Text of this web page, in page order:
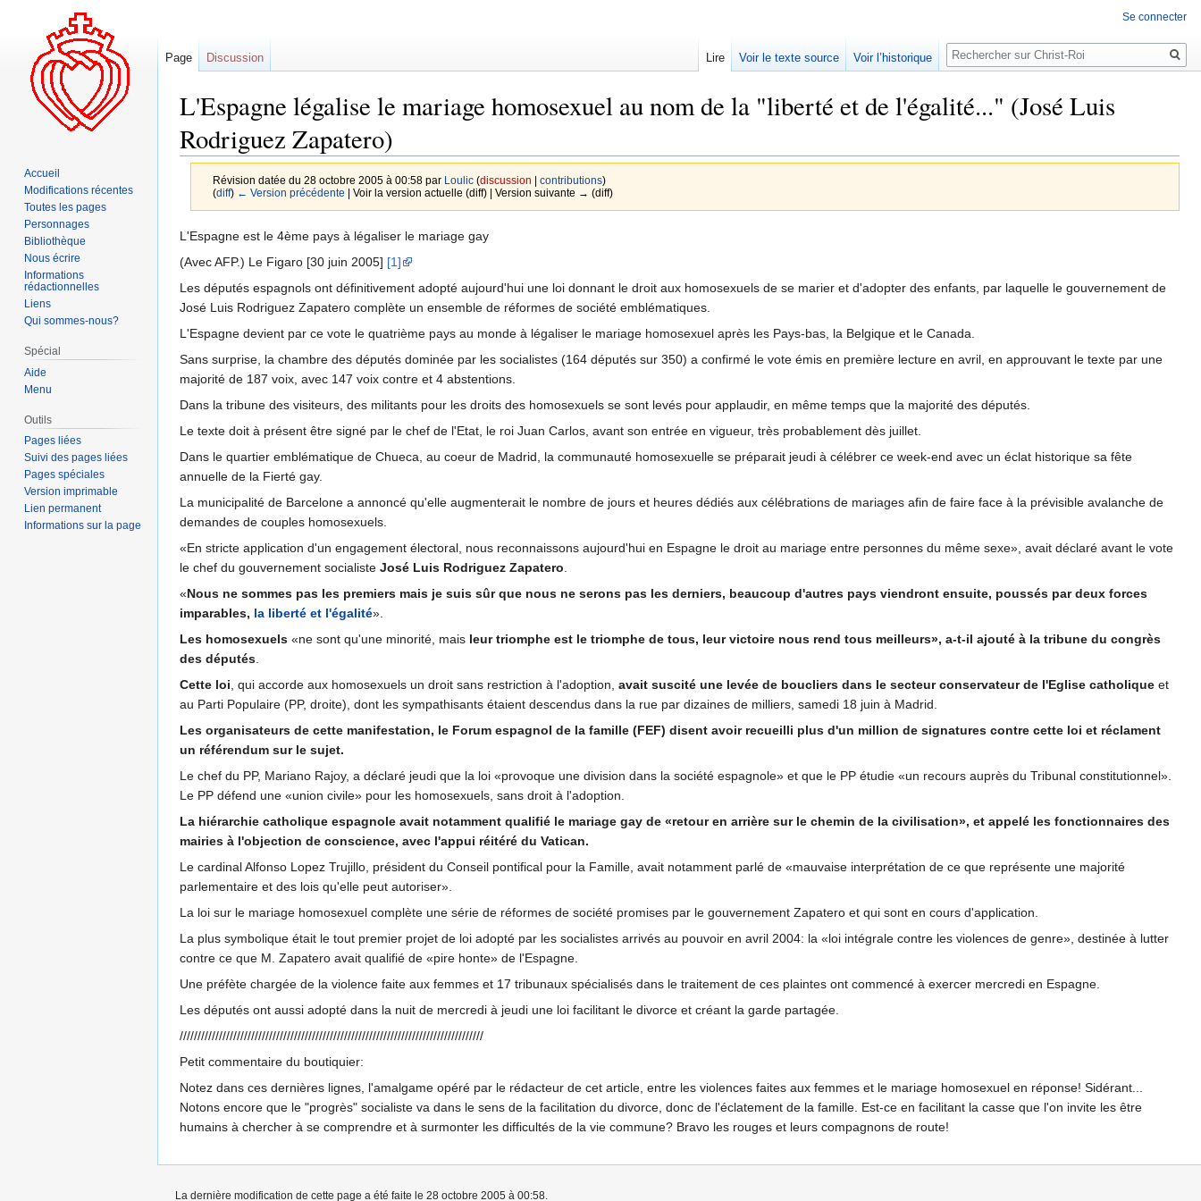
L'Espagne légalise le mariage homosexuel au nom de la "liberté et de l'égalité..." (José Luis
Rodriguez Zapatero)
Révision datée du 28 octobre 2005 à 00:58 par Loulic (discussion contributions)
(diff) ← Version précédente | Voir la version actuelle (diff) | Version suivante → (diff)
Aller
à
navigation
Aller
à
recherche
L'Espagne est le 4ème pays à légaliser le mariage gay
(Avec AFP.) Le Figaro [30 juin 2005] [1]
Les députés espagnols ont définitivement adopté aujourd'hui une loi donnant le droit aux homosexuels de se marier et d'adopter des enfants, par laquelle le gouvernement de
José Luis Rodriguez Zapatero complète un ensemble de réformes de société emblématiques.
L'Espagne devient par ce vote le quatrième pays au monde à légaliser le mariage homosexuel après les Pays-bas, la Belgique et le Canada.
Sans surprise, la chambre des députés dominée par les socialistes (164 députés sur 350) a confirmé le vote émis en première lecture en avril, en approuvant le texte par une
majorité de 187 voix, avec 147 voix contre et 4 abstentions.
Dans la tribune des visiteurs, des militants pour les droits des homosexuels se sont levés pour applaudir, en même temps que la majorité des députés.
Le texte doit à présent être signé par le chef de l'Etat, le roi Juan Carlos, avant son entrée en vigueur, très probablement dès juillet.
Dans le quartier emblématique de Chueca, au coeur de Madrid, la communauté homosexuelle se préparait jeudi à célébrer ce week-end avec un éclat historique sa fête
annuelle de la Fierté gay.
La municipalité de Barcelone a annoncé qu'elle augmenterait le nombre de jours et heures dédiés aux célébrations de mariages afin de faire face à la prévisible avalanche de
demandes de couples homosexuels.
«En stricte application d'un engagement électoral, nous reconnaissons aujourd'hui en Espagne le droit au mariage entre personnes du même sexe», avait déclaré avant le vote
le chef du gouvernement socialiste José Luis Rodriguez Zapatero
«Nous ne sommes pas les premiers mais je suis sûr que nous ne serons pas les derniers, beaucoup d'autres pays viendront ensuite, poussés par deux forces
imparables, la liberté et l'égalité».
Les homosexuels «ne sont qu'une minorité, mais leur triomphe est le triomphe de tous, leur victoire nous rend tous meilleurs», a-t-il ajouté à la tribune du congrès
des députés
Cette loi , qui accorde aux homosexuels un droit sans restriction à l'adoption, avait suscité une levée de boucliers dans le secteur conservateur de l'Eglise catholique et
au Parti Populaire (PP, droite), dont les sympathisants étaient descendus dans la rue par dizaines de milliers, samedi 18 juin à Madrid.
Les organisateurs de cette manifestation, le Forum espagnol de la famille (FEF) disent avoir recueilli plus d'un million de signatures contre cette loi et réclament
un référendum sur le sujet.
Le chef du PP, Mariano Rajoy, a déclaré jeudi que la loi «provoque une division dans la société espagnole» et que le PP étudie «un recours auprès du Tribunal constitutionnel».
Le PP défend une «union civile» pour les homosexuels, sans droit à l'adoption.
La hiérarchie catholique espagnole avait notamment qualifié le mariage gay de «retour en arrière sur le chemin de la civilisation», et appelé les fonctionnaires des
mairies à l'objection de conscience, avec l'appui réitéré du Vatican.
Le cardinal Alfonso Lopez Trujillo, président du Conseil pontifical pour la Famille, avait notamment parlé de «mauvaise interprétation de ce que représente une majorité
parlementaire et des lois qu'elle peut autoriser».
La loi sur le mariage homosexuel complète une série de réformes de société promises par le gouvernement Zapatero et qui sont en cours d'application.
La plus symbolique était le tout premier projet de loi adopté par les socialistes arrivés au pouvoir en avril 2004: la «loi intégrale contre les violences de genre», destinée à lutter
contre ce que M. Zapatero avait qualifié de «pire honte» de l'Espagne.
Une préfète chargée de la violence faite aux femmes et 17 tribunaux spécialisés dans le traitement de ces plaintes ont commencé à exercer mercredi en Espagne.
Les députés ont aussi adopté dans la nuit de mercredi à jeudi une loi facilitant le divorce et créant la garde partagée.
/////////////////////////////////////////////////////////////////////////////////////
Petit commentaire du boutiquier:
Notez dans ces dernières lignes, l'amalgame opéré par le rédacteur de cet article, entre les violences faites aux femmes et le mariage homosexuel en réponse! Sidérant...
Notons encore que le "progrès" socialiste va dans le sens de la facilitation du divorce, donc de l'éclatement de la famille. Est-ce en facilitant la casse que l'on invite les être
humains à chercher à se comprendre et à surmonter les difficultés de la vie commune? Bravo les rouges et leurs compagnons de route!
Se connecter
Page Discussion Lire Voir le texte source Voir l’historique
Rechercher
Accueil
Modifications récentes
Toutes les pages
Personnages
Bibliothèque
Nous écrire
Informations
rédactionnelles
Liens
Qui sommes-nous?
Spécial
Aide
Menu
Outils
Pages liées
Suivi des pages liées
Pages spéciales
Version imprimable
Lien permanent
Informations sur la page
La dernière modification de cette page a été faite le 28 octobre 2005 à 00:58.